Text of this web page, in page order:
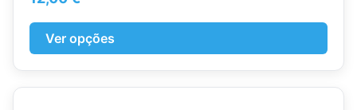
Ver opções